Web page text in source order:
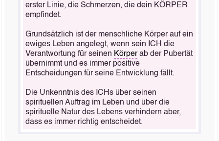
erster Linie, die Schmerzen, die dein KÖRPER
empfindet.
Grundsätzlich ist der menschliche Körper auf ein
ewiges Leben angelegt, wenn sein ICH die
Verantwortung für seinen Körperab der Pubertät
übernimmt und es immer positive
Entscheidungen für seine Entwicklung fällt.
Die Unkenntnis des ICHs über seinen
spirituellen Auftrag im Leben und über die
spirituelle Natur des Lebens verhindern aber,
dass es immer richtig entscheidet.